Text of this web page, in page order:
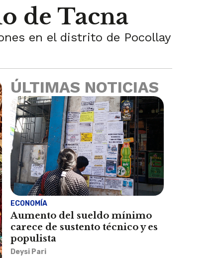
de Tacna
en el distrito de Pocollay
ÚLTIMAS NOTICIAS
ECONOMÍA
Aumento del sueldo mínimo
carece de sustento técnico y es
populista
Deysi Pari